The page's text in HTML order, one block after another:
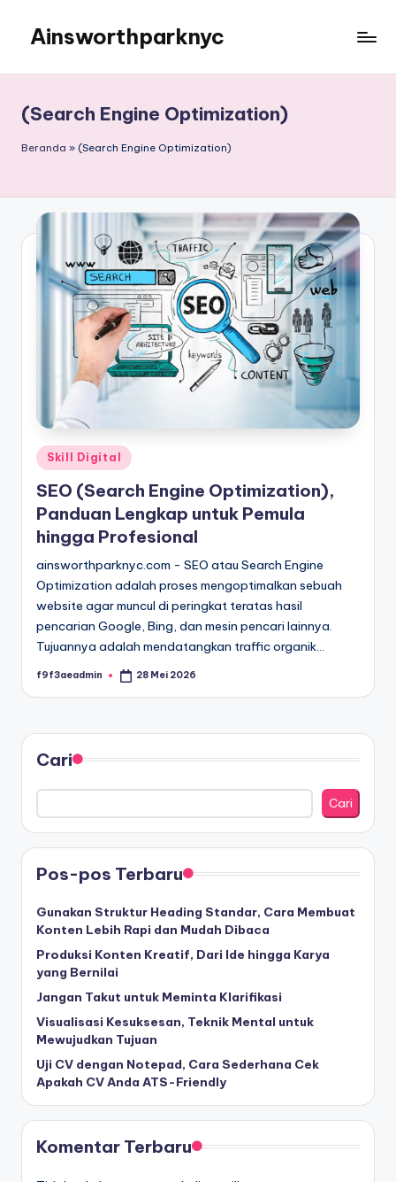
content
Ainsworthparknyc
(Search Engine Optimization)
Beranda » (Search Engine Optimization)
Posted
in
Skill Digital
SEO (Search Engine Optimization),
Panduan Lengkap untuk Pemula
hingga Profesional
ainsworthparknyc.com - SEO atau Search Engine
Optimization adalah proses mengoptimalkan sebuah
website agar muncul di peringkat teratas hasil
pencarian Google, Bing, dan mesin pencari lainnya.
Tujuannya adalah mendatangkan traffic organik…
Posted
f9f3aeadmin 28 Mei 2026
Cari
Cari
Pos-pos Terbaru
Gunakan Struktur Heading Standar, Cara Membuat
Konten Lebih Rapi dan Mudah Dibaca
Produksi Konten Kreatif, Dari Ide hingga Karya
yang Bernilai
Jangan Takut untuk Meminta Klarifikasi
Visualisasi Kesuksesan, Teknik Mental untuk
Mewujudkan Tujuan
Uji CV dengan Notepad, Cara Sederhana Cek
Apakah CV Anda ATS-Friendly
Komentar Terbaru